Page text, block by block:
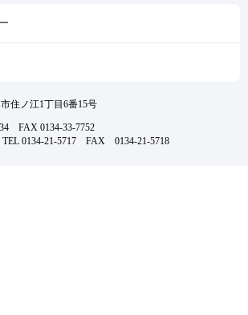
住ノ江1丁目6番15号
FAX 0134-33-7752
TEL 0134-21-5717 FAX 0134-21-5718